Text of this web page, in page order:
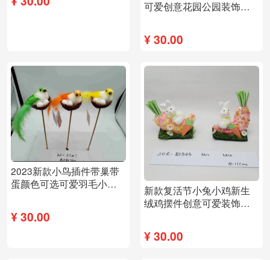
可爱创意花园公园装饰布
¥30.00
2023新款小鸟插件带巢带
蛋颜色可选可爱羽毛小鸟
¥30.00
新款复活节小兔小鸡新生
绒鸡摆件创意可爱装饰布
¥30.00